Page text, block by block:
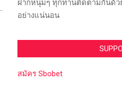
ฝากหนุ่มๆ ทุกท่านติดตามกันด้ว
อย่างแน่นอน
สมัคร Sbobet